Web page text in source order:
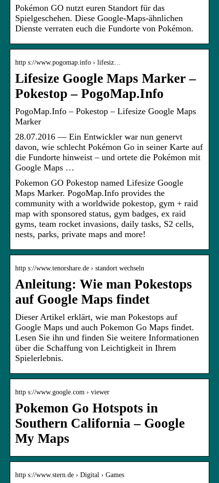
Pokémon GO nutzt euren Standort für das
Spielgeschehen. Diese Google-Maps-ähnlichen
Dienste verraten euch die Fundorte von Pokémon.
http s://www.pogomap.info › lifesiz…
Lifesize Google Maps Marker –
Pokestop – PogoMap.Info
PogoMap.Info – Pokestop – Lifesize Google Maps
Marker
28.07.2016 — Ein Entwickler war nun genervt
davon, wie schlecht Pokémon Go in seiner Karte auf
die Fundorte hinweist – und ortete die Pokémon mit
Google Maps …
Pokemon GO Pokestop named Lifesize Google
Maps Marker. PogoMap.Info provides the
community with a worldwide pokestop, gym + raid
map with sponsored status, gym badges, ex raid
gyms, team rocket invasions, daily tasks, S2 cells,
nests, parks, private maps and more!
http s://www.tenorshare.de › standort wechseln
Anleitung: Wie man Pokestops
auf Google Maps findet
Dieser Artikel erklärt, wie man Pokestops auf
Google Maps und auch Pokemon Go Maps findet.
Lesen Sie ihn und finden Sie weitere Informationen
über die Schaffung von Leichtigkeit in Ihrem
Spielerlebnis.
http s://www.google.com › viewer
Pokemon Go Hotspots in
Southern California – Google
My Maps
http s://www.stern.de › Digital › Games